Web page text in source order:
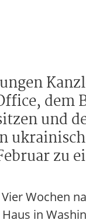
dem
und
zu
Wochen
in